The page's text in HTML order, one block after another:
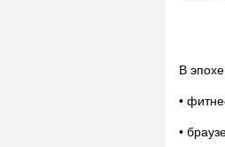
В
•
•